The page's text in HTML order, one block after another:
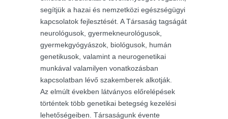
segítjük a hazai és nemzetközi egészségügyi
kapcsolatok fejlesztését. A Társaság tagságát
neurológusok, gyermekneurológusok,
gyermekgyógyászok, biológusok, humán
genetikusok, valamint a neurogenetikai
munkával valamilyen vonatkozásban
kapcsolatban lévő szakemberek alkotják.
Az elmúlt években látványos előrelépések
történtek több genetikai betegség kezelési
lehetőségeiben. Társaságunk évente